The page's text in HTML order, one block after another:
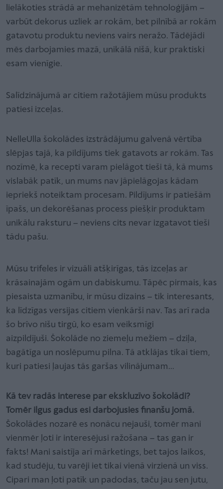
lielākoties strādā ar mehanizētām tehnoloģijām –
varbūt dekorus uzliek ar rokām, bet pilnībā ar rokām
gatavotu produktu neviens vairs neražo. Tādējādi
mēs darbojamies mazā, unikālā nišā, kur praktiski
esam vienīgie.
Salīdzinājumā ar citiem ražotājiem mūsu produkts
patiesi izceļas.
NelleUlla šokolādes izstrādājumu galvenā vērtība
slēpjas tajā, ka pildījums tiek gatavots ar rokām. Tas
nozīmē, ka recepti varam pielāgot tieši tā, kā mums
vislabāk patīk, un mums nav jāpielāgojas kādam
iepriekš noteiktam procesam. Pildījums ir patiešām
īpašs, un dekorēšanas process piešķir produktam
unikālu raksturu – neviens cits nevar izgatavot tieši
tādu pašu.
Mūsu trifeles ir vizuāli atšķirīgas, tās izceļas ar
krāsainajām ogām un dabiskumu. Tāpēc pirmais, kas
piesaista uzmanību, ir mūsu dizains – tik interesants,
ka līdzīgas versijas citiem vienkārši nav. Tas arī rada
šo brīvo nišu tirgū, ko esam veiksmīgi
aizpildījuši. Šokolāde no ziemeļu mežiem – dziļa,
bagātīga un noslēpumu pilna. Tā atklājas tikai tiem,
kuri patiesi ļaujas tās garšas vilinājumam…
Kā tev radās interese par ekskluzīvo šokolādi?
Tomēr ilgus gadus esi darbojusies finanšu jomā.
Šokolādes nozarē es nonācu nejauši, tomēr mani
vienmēr ļoti ir interesējusi ražošana – tas gan ir
fakts! Mani saistīja arī mārketings, bet tajos laikos,
kad studēju, tu varēji iet tikai vienā virzienā un viss.
Cipari man ļoti patīk un padodas, taču jau sen jutu,